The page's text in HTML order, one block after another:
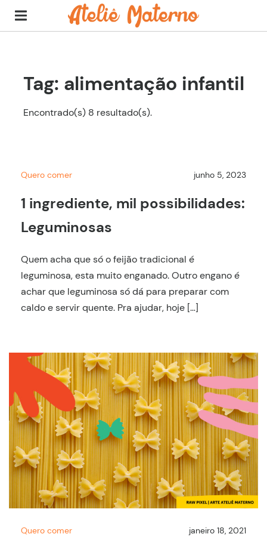
Tag: alimentação infantil
Encontrado(s) 8 resultado(s).
Quero comer junho 5, 2023
1 ingrediente, mil possibilidades:
Leguminosas
Quem acha que só o feijão tradicional é
leguminosa, esta muito enganado. Outro engano é
achar que leguminosa só dá para preparar com
caldo e servir quente. Pra ajudar, hoje […]
Quero comer janeiro 18, 2021